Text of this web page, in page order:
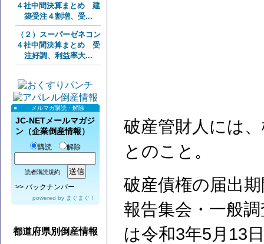
４社中間決算まとめ 建
築受注４割増、受...
（２）スーパーゼネコン
４社中間決算まとめ 受
注好調、利益率大...
メルマガ購読・解除
JC-NETメールマガジ
ン（企業倒産情報）
購読 解除
読者購読規約
>> バックナンバー
powered by まぐまぐ！
都道府県別倒産情報
破産管財人には
とのこと。
破産債権の届出
報告集会・一般
は令和3年5月13